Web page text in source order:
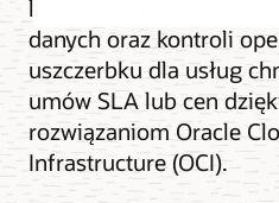
lokalizacji, rezydencji i
danych oraz kontroli
uszczerbku dla usług
umów SLA lub cen
rozwiązaniom Oracle
Infrastructure (OCI).